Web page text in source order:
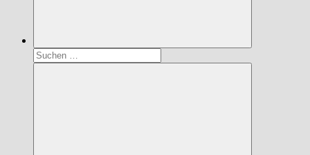
Suchen
nach: